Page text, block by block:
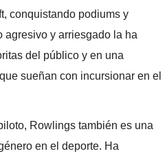
conquistando podiums y
agresivo y arriesgado la ha
del público y en una
sueñan con incursionar en el
Rowlings también es una
en el deporte. Ha